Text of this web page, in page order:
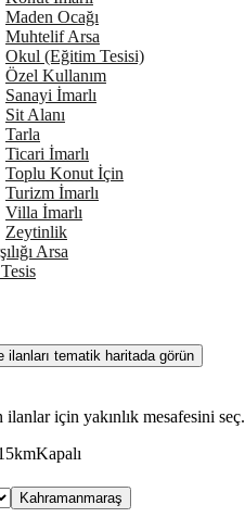
Maden Ocağı
Muhtelif Arsa
Okul (Eğitim Tesisi)
Özel Kullanım
Sanayi İmarlı
Sit Alanı
Tarla
Ticari İmarlı
Toplu Konut İçin
Turizm İmarlı
Villa İmarlı
Zeytinlik
Arsa
ilanları tematik haritada görün
için yakınlık mesafesini seç.
Kapalı
Kahramanmaraş